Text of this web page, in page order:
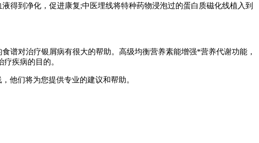
得到净化，促进康复;中医埋线将特种药物浸泡过的蛋白质磁化线植入到
谱对治疗银屑病有很大的帮助。高级均衡营养素能增强*营养代谢功能，
疾病的目的。
他们将为您提供专业的建议和帮助。